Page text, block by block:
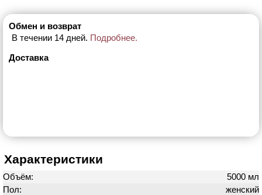
Обмен и возврат
В течении 14 дней. Подробнее.
Доставка
Характеристики
Объём:
5000 мл
Пол:
женский